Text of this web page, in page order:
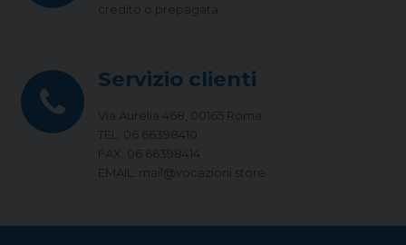
credito o prepagata
Servizio clienti
Via Aurelia 468, 00165 Roma
TEL: 06 66398410
FAX: 06 66398414
EMAIL: mail@vocazioni.store